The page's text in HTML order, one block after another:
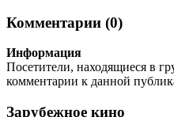
Комментарии (0)
Информация
Посетители, находящиеся в
комментарии к данной
Зарубежное кино